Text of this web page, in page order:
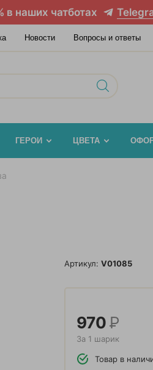
в наших чатботах
Новости Вопросы и ответы
ГЕРОИ ЦВЕТА
Артикул: V01085
970Р
За 1 шарик
Товар в